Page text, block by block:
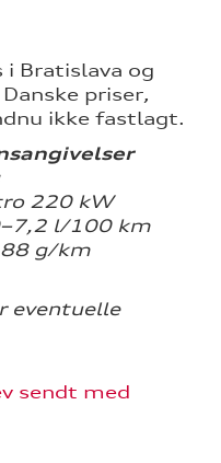
i Bratislava og
priser,
ikke fastlagt.
220 kW
l/100 km
g/km
eventuelle
sendt med